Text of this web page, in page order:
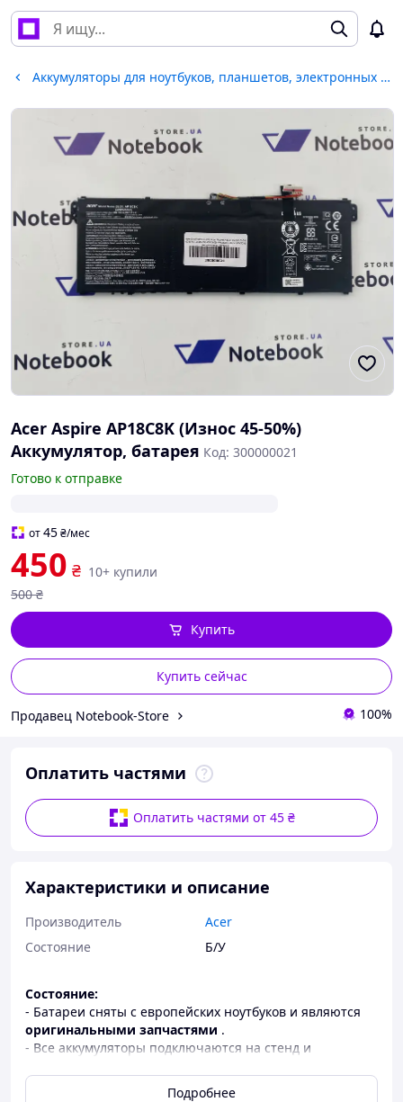
Аккумуляторы для ноутбуков, планшетов, электронных книг, переводчиков
Acer Aspire AP18C8K (Износ 45-50%)
Аккумулятор, батарея Код: 300000021
Готово к отправке
от45₴/мес
450 ₴ 10+ купили
500 ₴
Купить сейчас
Купить
Продавец Notebook-Store 100%
Оплатить частями
Оплатить частями от 45 ₴
Характеристики и описание
Производитель
Acer
Состояние
Б/У
Состояние:
- Батареи сняты с европейских ноутбуков и являются
оригинальными запчастями .
- Все аккумуляторы подключаются на стенд и
Подробнее